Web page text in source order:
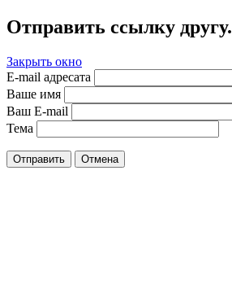
Отправить ссылку другу.
Закрыть окно
E-mail адресата
Ваше имя
Ваш E-mail
Тема
Отправить Отмена